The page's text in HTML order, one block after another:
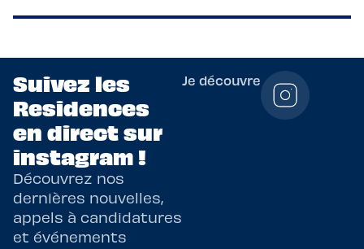
Suivez les
Residences
en direct sur
instagram !
Découvrez nos
dernières nouvelles,
appels à candidatures
et événements
Je découvre